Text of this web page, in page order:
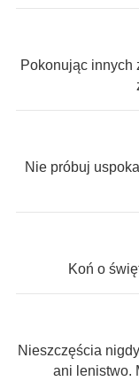
Pokonując innych
Nie próbuj
Koń o
Nieszczęścia
ani lenistwo.